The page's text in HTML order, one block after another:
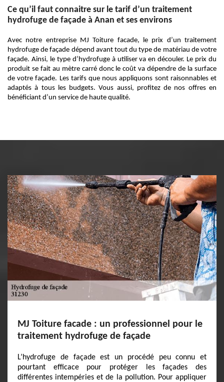
Ce qu’il faut connaitre sur le tarif d’un traitement
hydrofuge de façade à Anan et ses environs
Avec notre entreprise MJ Toiture facade, le prix d’un traitement
hydrofuge de façade dépend avant tout du type de matériau de votre
façade. Ainsi, le type d’hydrofuge à utiliser va en découler. Le prix du
produit se fait au mètre carré donc le coût va dépendre de la surface
de votre façade. Les tarifs que nous appliquons sont raisonnables et
adaptés à tous les budgets. Vous aussi, profitez de nos offres en
bénéficiant d’un service de haute qualité.
MJ Toiture facade : un professionnel pour le
traitement hydrofuge de façade
L’hydrofuge de façade est un procédé peu connu et
pourtant efficace pour protéger les façades des
différentes intempéries et de la pollution. Pour appliquer